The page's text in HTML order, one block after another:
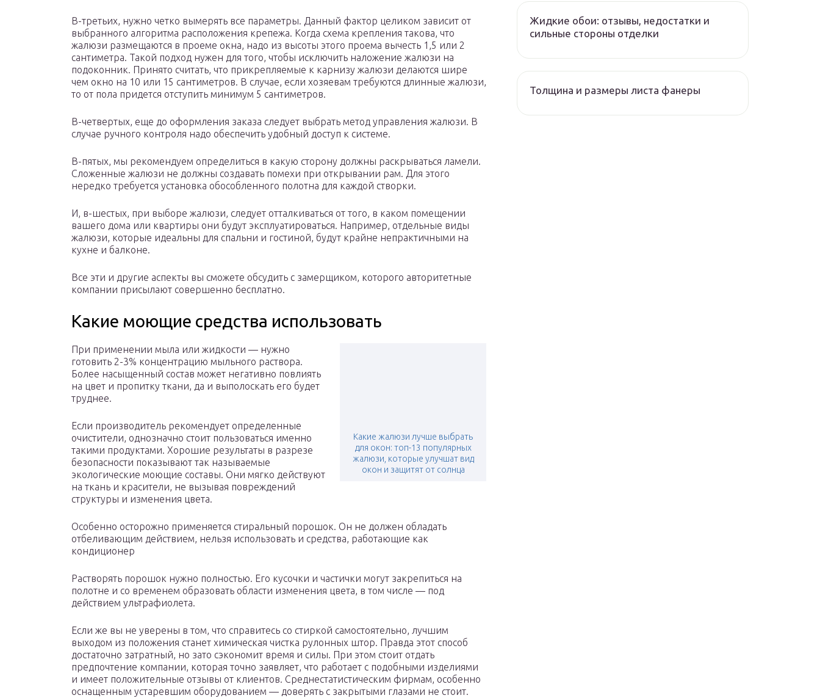
В-третьих, нужно четко вымерять все параметры. Данный фактор целиком зависит от
выбранного алгоритма расположения крепежа. Когда схема крепления такова, что
жалюзи размещаются в проеме окна, надо из высоты этого проема вычесть 1,5 или 2
сантиметра. Такой подход нужен для того, чтобы исключить наложение жалюзи на
подоконник. Принято считать, что прикрепляемые к карнизу жалюзи делаются шире
чем окно на 10 или 15 сантиметров. В случае, если хозяевам требуются длинные жалюзи,
то от пола придется отступить минимум 5 сантиметров.
В-четвертых, еще до оформления заказа следует выбрать метод управления жалюзи. В
случае ручного контроля надо обеспечить удобный доступ к системе.
В-пятых, мы рекомендуем определиться в какую сторону должны раскрываться ламели.
Сложенные жалюзи не должны создавать помехи при открывании рам. Для этого
нередко требуется установка обособленного полотна для каждой створки.
И, в-шестых, при выборе жалюзи, следует отталкиваться от того, в каком помещении
вашего дома или квартиры они будут эксплуатироваться. Например, отдельные виды
жалюзи, которые идеальны для спальни и гостиной, будут крайне непрактичными на
кухне и балконе.
Все эти и другие аспекты вы сможете обсудить с замерщиком, которого авторитетные
компании присылают совершенно бесплатно.
Какие моющие средства использовать
Какие жалюзи лучше выбрать
для окон: топ-13 популярных
жалюзи, которые улучшат вид
окон и защитят от солнца
При применении мыла или жидкости — нужно
готовить 2-3% концентрацию мыльного раствора.
Более насыщенный состав может негативно повлиять
на цвет и пропитку ткани, да и выполоскать его будет
труднее.
Если производитель рекомендует определенные
очистители, однозначно стоит пользоваться именно
такими продуктами. Хорошие результаты в разрезе
безопасности показывают так называемые
экологические моющие составы. Они мягко действуют
на ткань и красители, не вызывая повреждений
структуры и изменения цвета.
Особенно осторожно применяется стиральный порошок. Он не должен обладать
отбеливающим действием, нельзя использовать и средства, работающие как
кондиционер
Растворять порошок нужно полностью. Его кусочки и частички могут закрепиться на
полотне и со временем образовать области изменения цвета, в том числе — под
действием ультрафиолета.
Если же вы не уверены в том, что справитесь со стиркой самостоятельно, лучшим
выходом из положения станет химическая чистка рулонных штор. Правда этот способ
достаточно затратный, но зато сэкономит время и силы. При этом стоит отдать
предпочтение компании, которая точно заявляет, что работает с подобными изделиями
и имеет положительные отзывы от клиентов. Среднестатистическим фирмам, особенно
оснащенным устаревшим оборудованием — доверять с закрытыми глазами не стоит.
Жидкие обои: отзывы, недостатки и
сильные стороны отделки
Толщина и размеры листа фанеры